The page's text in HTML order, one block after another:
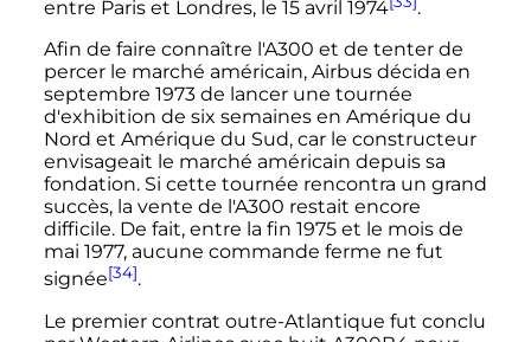
entre Paris et Londres, le 15 avril 1974
.
Afin de faire connaître l'A300 et de tenter de
percer le marché américain, Airbus décida en
septembre 1973de lancer une tournée
d'exhibition de six semaines en Amérique du
Nord et Amérique du Sud, car le constructeur
envisageait le marché américain depuis sa
fondation. Si cette tournée rencontra un grand
succès, la vente de l'A300 restait encore
difficile. De fait, entre la fin 1975 et le mois de
mai 1977, aucune commande ferme ne fut
signée[34].
Le premier contrat outre-Atlantique fut conclu